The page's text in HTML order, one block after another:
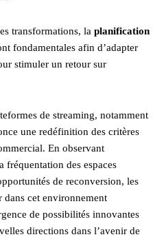
transformations, la planification
fondamentales afin d’adapter
stimuler un retour sur
de streaming, notamment
une redéfinition des critères
En observant
fréquentation des espaces
de reconversion, les
dans cet environnement
de possibilités innovantes
directions dans l’avenir de